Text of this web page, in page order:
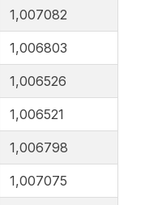
1,007082
1,006803
1,006526
1,006521
1,006798
1,007075